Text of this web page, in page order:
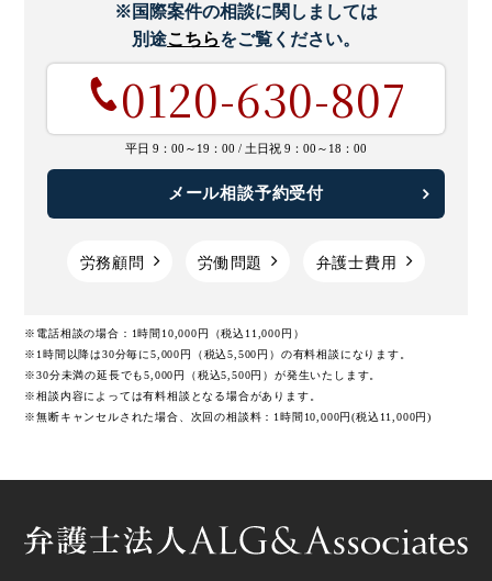
※国際案件の相談に関しましては
別途こちらをご覧ください。
0120-630-807
平日 9：00～19：00 / 土日祝 9：00～18：00
メール相談予約受付
労務顧問 労働問題 弁護士費用
※電話相談の場合：1時間10,000円（税込11,000円）
※1時間以降は30分毎に5,000円（税込5,500円）の有料相談になります。
※30分未満の延長でも5,000円（税込5,500円）が発生いたします。
※相談内容によっては有料相談となる場合があります。
※無断キャンセルされた場合、次回の相談料：1時間10,000円(税込11,000円)